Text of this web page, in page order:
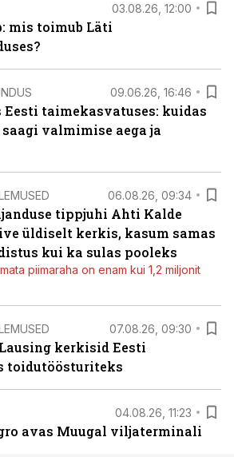
03.08.26, 12:00
mis toimub Läti
09.06.26, 16:46
taimekasvatuses: kuidas
valmimise aega ja
06.08.26, 09:34
tippjuhi Ahti Kalde
üldiselt kerkis, kasum samas
kui ka sulas pooleks
piimaraha on enam kui 1,2 miljonit
07.08.26, 09:30
kerkisid Eesti
toidutöösturiteks
04.08.26, 11:23
avas Muugal viljaterminali